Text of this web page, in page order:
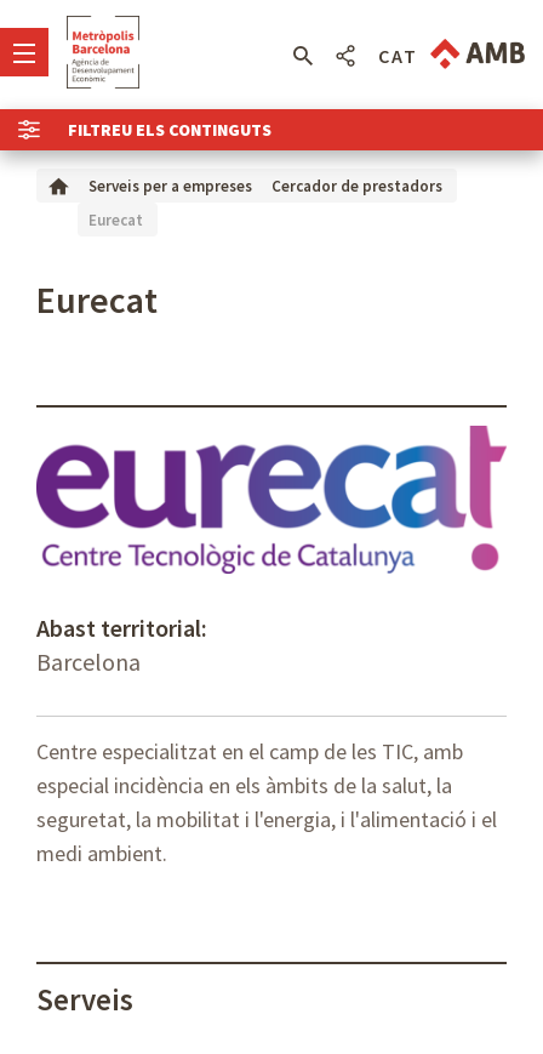
FILTREU ELS CONTINGUTS
CAT
Serveis per a empreses
Cercador de prestadors
Eurecat
Eurecat
Abast territorial:
Barcelona
Centre especialitzat en el camp de les TIC, amb
especial incidència en els àmbits de la salut, la
seguretat, la mobilitat i l'energia, i l'alimentació i el
medi ambient.
Serveis